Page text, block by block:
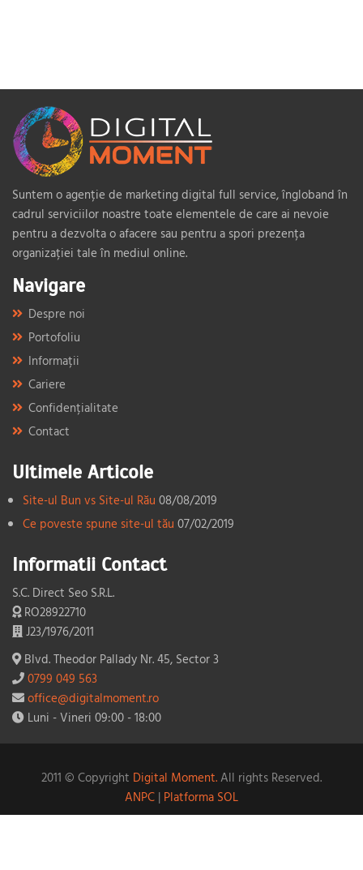
Suntem o agenție de marketing digital full service, îngloband în
cadrul serviciilor noastre toate elementele de care ai nevoie
pentru a dezvolta o afacere sau pentru a spori prezența
organizației tale în mediul online.
Navigare
Despre noi
Portofoliu
Informații
Cariere
Confidențialitate
Contact
Ultimele Articole
Site-ul Bun vs Site-ul Rău 08/08/2019
Ce poveste spune site-ul tău 07/02/2019
Informatii Contact
S.C. Direct Seo S.R.L.
RO28922710
J23/1976/2011
Blvd. Theodor Pallady Nr. 45, Sector 3
0799 049 563
office@digitalmoment.ro
Luni - Vineri 09:00 - 18:00
2011 © Copyright Digital Moment.All rights Reserved.
ANPC | Platforma SOL